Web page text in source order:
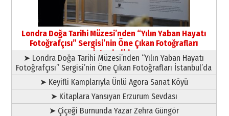
Yusuf POLAT
Şampiyonluk Sebahattin Şirin’e
yazar
11 Mayıs 2026 Pazartesi
Londra Doğa Tarihi Müzesi’nden “Yılın Yaban Hayatı
Fotoğrafçısı” Sergisi’nin Öne Çıkan Fotoğrafları
İstanbul’da
➤ Londra Doğa Tarihi Müzesi’nden “Yılın Yaban Hayatı
Fotoğrafçısı” Sergisi’nin Öne Çıkan Fotoğrafları İstanbul’da
➤ Keyifli Kamplarıyla Ünlü Agora Sanat Köyü
➤ Kitaplara Yansıyan Erzurum Sevdası
➤ Çiçeği Burnunda Yazar Zehra Güngör